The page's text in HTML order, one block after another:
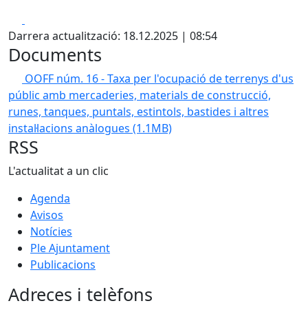
Darrera actualització: 18.12.2025 | 08:54
Documents
OOFF núm. 16 - Taxa per l'ocupació de terrenys d'us
públic amb mercaderies, materials de construcció,
runes, tanques, puntals, estintols, bastides i altres
instal·lacions anàlogues (1.1MB)
RSS
L'actualitat a un clic
Agenda
Avisos
Notícies
Ple Ajuntament
Publicacions
Adreces i telèfons